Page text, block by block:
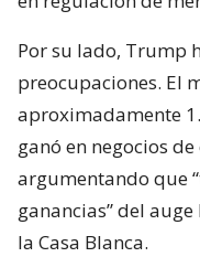
Por su lado, Trump
preocupaciones. El
aproximadamente
ganó en negocios
argumentando que
ganancias” del
la Casa Blanca.